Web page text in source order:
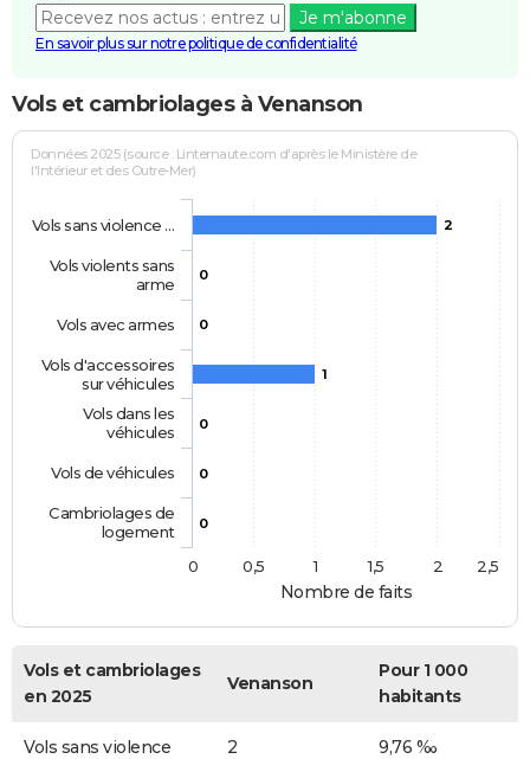
Je m'abonne
En savoir plus sur notre politique de confidentialité
Vols et cambriolages à Venanson
Nombre de faits
Données 2025 (source : Linternaute.com d'après le Ministère de
l'Intérieur et des Outre-Mer)
2
0
0
1
0
0
0
Vols sans violence …
Vols violents sans
arme
Vols avec armes
Vols d'accessoires
sur véhicules
Vols dans les
véhicules
Vols de véhicules
Cambriolages de
logement
0
0,5 1 1,5 2 2,5
Vols et cambriolages
en 2025
Venanson
Pour 1 000
habitants
Vols sans violence
2 9,76 ‰